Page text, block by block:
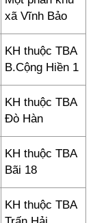
xã Vĩnh Bảo
KH thuộc TBA
B.Cộng Hiền 1
KH thuộc TBA
Đò Hàn
KH thuộc TBA
Bãi 18
KH thuộc TBA